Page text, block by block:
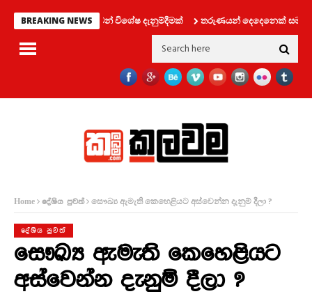
BREAKING NEWS
දෙපාර්තමේන්තුවෙන් විශේෂ දැනුම්දීමක් තරුණයන් දෙදෙනෙක් සමග
Home දේශිය පුවත් සෞඛ්‍ය ඇමැති කෙහෙළියට අස්වෙන්න දැනුම් දීලා ?
දේශිය පුවත්
සෞඛ්‍ය ඇමැති කෙහෙළියට
අස්වෙන්න දැනුම් දීලා ?